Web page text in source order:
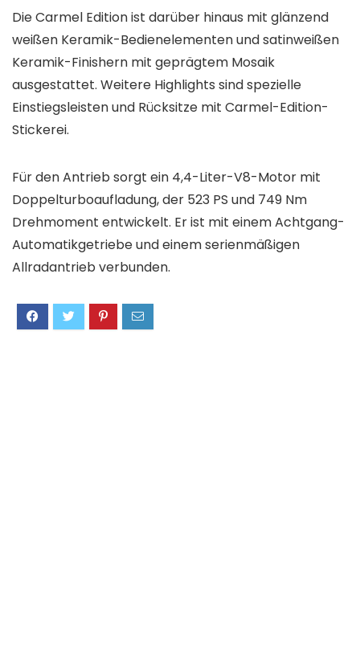
Die Carmel Edition ist darüber hinaus mit glänzend
weißen Keramik-Bedienelementen und satinweißen
Keramik-Finishern mit geprägtem Mosaik
ausgestattet. Weitere Highlights sind spezielle
Einstiegsleisten und Rücksitze mit Carmel-Edition-
Stickerei.
Für den Antrieb sorgt ein 4,4-Liter-V8-Motor mit
Doppelturboaufladung, der 523 PS und 749 Nm
Drehmoment entwickelt. Er ist mit einem Achtgang-
Automatikgetriebe und einem serienmäßigen
Allradantrieb verbunden.